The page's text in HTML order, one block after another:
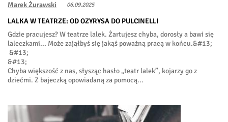
Marek Żurawski 06.09.2025
LALKA W TEATRZE: OD OZYRYSA DO PULCINELLI
Gdzie pracujesz? W teatrze lalek. Żartujesz chyba, dorosły a bawi się
laleczkami... Może zająłbyś się jakąś poważną pracą w końcu.&#13;
&#13;
&#13;
Chyba większość z nas, słysząc hasło „teatr lalek”, kojarzy go z
dziećmi. Z bajeczką opowiadaną za pomocą...